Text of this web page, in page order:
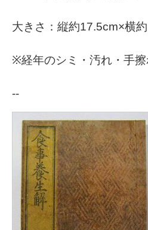
大きさ：縦約17.5cm×横
※経年のシミ・汚れ・手
--